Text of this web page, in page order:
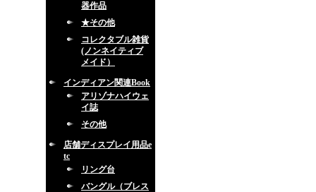
器作品
★その他
コレクタブル雑貨
(ノンネイティブ
メイド）
インディアン関連Book
アリゾナハイウェ
イ誌
その他
店舗ディスプレイ用品e
tc
リング台
バングル（ブレス